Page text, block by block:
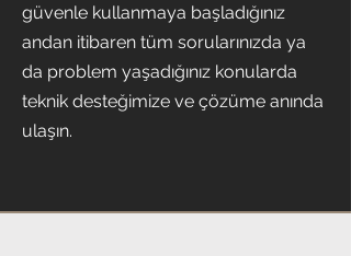
güvenle kullanmaya başladığınız
andan itibaren tüm sorularınızda ya
da problem yaşadığınız konularda
teknik desteğimize ve çözüme anında
ulaşın.